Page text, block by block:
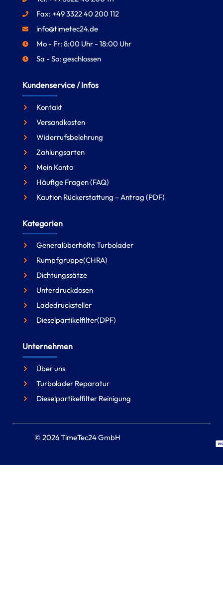
Fax: +49 3322 40 200 112
info@timetec24.de
Mo - Fr: 8:00 Uhr - 18:00 Uhr
Sa - So: geschlossen
Kundenservice / Infos
Kontakt
Versandkosten
Widerrufsbelehrung
Zahlungsarten
Mein Konto
Häufige Fragen (FAQ)
Kaution Rückerstattung – Antrag (PDF)
Kategorien
Generalüberholte Turbolader
Rumpfgruppe(CHRA)
Dichtungssätze
Unterdruckdosen
Ladedrucksteller
Dieselpartikelfilter(DPF)
Unternehmen
Über uns
Turbolader Reparatur
Dieselpartikelfilter Reinigung
© 2026 TimeTec24 GmbH